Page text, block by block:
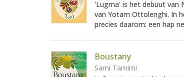
'Lugma' is het debuut van
van Yotam Ottolenghi. In
precies daarom: een hap
Boustany
Sami Tamimi